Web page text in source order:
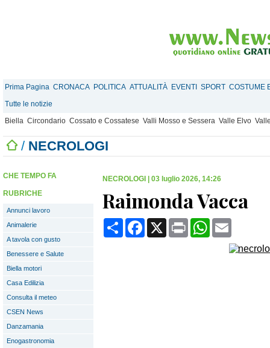
Prima Pagina CRONACA POLITICA ATTUALITÀ EVENTI SPORT COSTUME
Tutte le notizie
Biella Circondario Cossato e Cossatese Valli Mosso e Sessera Valle Elvo
/ NECROLOGI
CHE TEMPO FA
RUBRICHE
Annunci lavoro
Animalerie
A tavola con gusto
Benessere e Salute
Biella motori
Casa Edilizia
Consulta il meteo
CSEN News
Danzamania
Enogastronomia
NECROLOGI 03 luglio 2026, 14:26
Raimonda Vacca
CondividiFacebook
X Print WhatsApp